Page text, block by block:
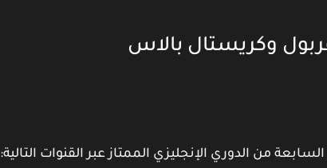
وكريستال بالاس
من الدوري الإنجليزي الممتاز عبر القنوات التالية: